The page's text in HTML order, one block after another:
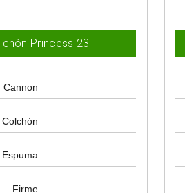
Princess 23
Cannon
Colchón
Espuma
Firme